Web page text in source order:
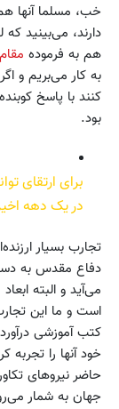
خب، مسلما آنها
دارند، می‌بینید
هم به فرموده
به کار می‌بریم و
کنند با پاسخ
بود.
برای ارتقای
در یک دهه
دفاع مقدس به
می‌آید و البته
است و ما این
کتب آموزشی
خود آنها را
حاضر نیروهای
جهان به شمار